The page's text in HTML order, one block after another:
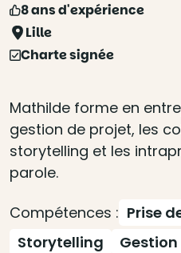
8 ans d'expérience
Lille
Charte signée
Mathilde forme en
gestion de projet, les
storytelling et les
parole.
Compétences : Prise
Storytelling